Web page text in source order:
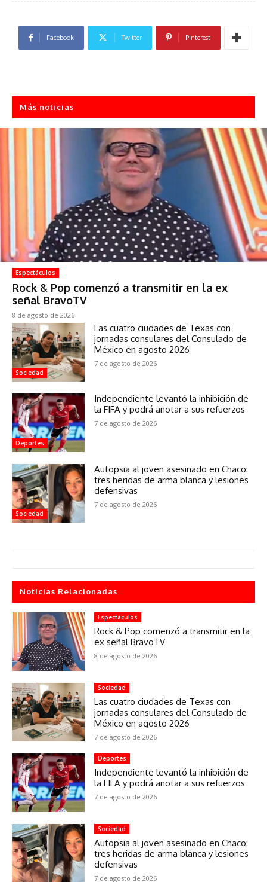
Facebook Twitter Pinterest
Más noticias
Espectáculos
Rock & Pop comenzó a transmitir en la ex
señal BravoTV
8 de agosto de 2026
Sociedad
Las cuatro ciudades de Texas con
jornadas consulares del Consulado de
México en agosto 2026
7 de agosto de 2026
Deportes
Independiente levantó la inhibición de
la FIFA y podrá anotar a sus refuerzos
7 de agosto de 2026
Sociedad
Autopsia al joven asesinado en Chaco:
tres heridas de arma blanca y lesiones
defensivas
7 de agosto de 2026
Noticias Relacionadas
Espectáculos
Rock & Pop comenzó a transmitir en la
ex señal BravoTV
8 de agosto de 2026
Sociedad
Las cuatro ciudades de Texas con
jornadas consulares del Consulado de
México en agosto 2026
7 de agosto de 2026
Deportes
Independiente levantó la inhibición de
la FIFA y podrá anotar a sus refuerzos
7 de agosto de 2026
Sociedad
Autopsia al joven asesinado en Chaco:
tres heridas de arma blanca y lesiones
defensivas
7 de agosto de 2026